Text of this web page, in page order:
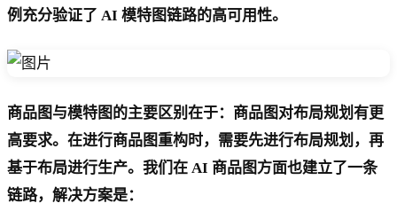
例充分验证了 AI 模特图链路的高可用性。
商品图与模特图的主要区别在于：商品图对布局规划有更
高要求。在进行商品图重构时，需要先进行布局规划，再
基于布局进行生产。我们在 AI 商品图方面也建立了一条
链路，解决方案是：